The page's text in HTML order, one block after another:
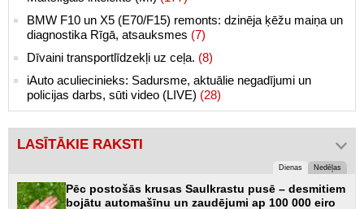
BMW F10 un X5 (E70/F15) remonts: dzinēja ķēžu maiņa un
diagnostika Rīgā, atsauksmes (7)
Dīvaini transportlīdzekļi uz ceļa. (8)
iAuto aculiecinieks: Sadursme, aktuālie negadījumi un
policijas darbs, sūti video (LIVE) (28)
LASĪTĀKIE RAKSTI
Dienas Nedēļas
Pēc postošās krusas Saulkrastu pusē – desmitiem
bojātu automašīnu un zaudējumi ap 100 000 eiro